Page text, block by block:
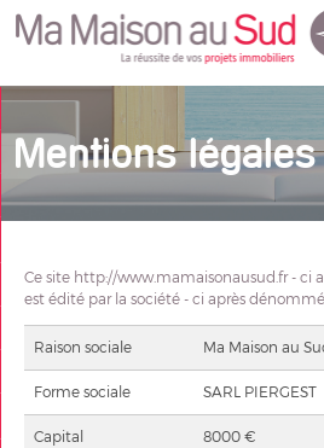
Nos offres
Nos biens vendus
Contactez-nous
Alerte-email
Mon compte
Nous contacter
Mentions légales
Ce site http://www.mamaisonausud.fr - ci
est édité par la société - ci après
Raison sociale Ma Maison au
Forme sociale SARL PIERGEST
Capital 8000 €